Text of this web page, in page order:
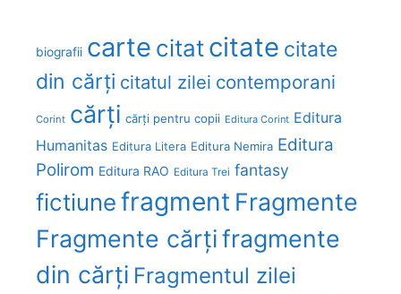
biografii carte citatcitate citate
din cărți citatul zilei contemporani
Corint cărți cărți pentru copii Editura Corint Editura
Humanitas Editura Litera Editura Nemira Editura
Polirom Editura RAO Editura Trei fantasy
fictiunefragment Fragmente
Fragmente cărțifragmente
din cărți Fragmentul zilei